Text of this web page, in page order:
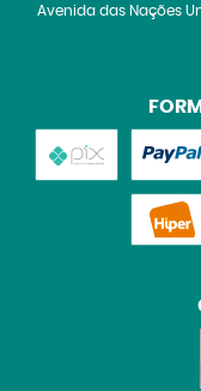
Avenida das Nações